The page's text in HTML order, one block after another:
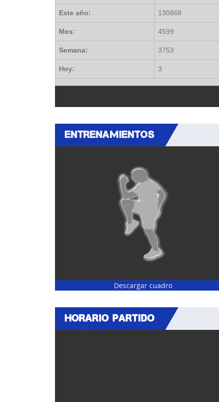
Este año: 130868
Mes: 4599
Semana: 3753
Hoy: 3
ENTRENAMIENTOS
Descargar cuadro
HORARIO PARTIDO